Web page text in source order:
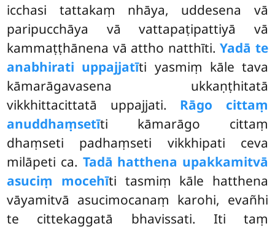
icchasi tattakaṃ nhāya, uddesena vā
paripucchāya vā vattapaṭipattiyā vā
kammaṭṭhānena vā attho natthīti.Yadā te
anabhirati uppajjatīti yasmiṃ kāle tava
kāmarāgavasena ukkaṇṭhitatā
vikkhittacittatā uppajjati. Rāgo cittaṃ
anuddhaṃsetīti kāmarāgo cittaṃ
dhaṃseti padhaṃseti vikkhipati ceva
milāpeti ca. Tadā hatthena upakkamitvā
asuciṃ mocehīti tasmiṃ kāle hatthena
vāyamitvā asucimocanaṃ karohi, evañhi
te cittekaggatā bhavissati. Iti taṃ